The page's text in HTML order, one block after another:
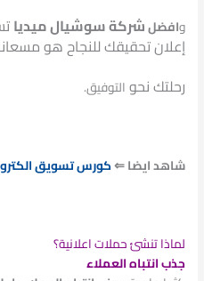
وافضلشركة سوشيال ميديا
إعلان تحقيقك للنجاح هو مسعانا
رحلتك نحوالتوفيق.
شاهد ايضا ⇐كورس تسويق
لماذا تنشئ حملات اعلانية؟
جذب انتباه العملاء